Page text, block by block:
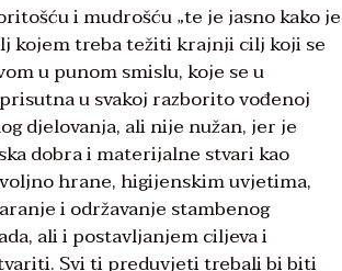
i mudrošću „te je jasno kako je
kojem treba težiti krajnji cilj koji se
u punom smislu, koje se u
u svakoj razborito vođenoj
djelovanja, ali nije nužan, jer je
dobra i materijalne stvari kao
hrane, higijenskim uvjetima,
i održavanje stambenog
ali i postavljanjem ciljeva i
Svi ti preduvjeti trebali bi biti